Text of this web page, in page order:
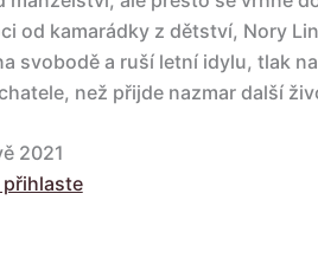
od kamarádky z dětství, Nory
svobodě a ruší letní idylu, tlak
než přijde nazmar další
2021
přihlaste